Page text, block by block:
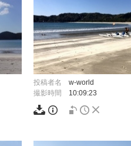
投稿者名
w-world
撮影時間
10:09:23